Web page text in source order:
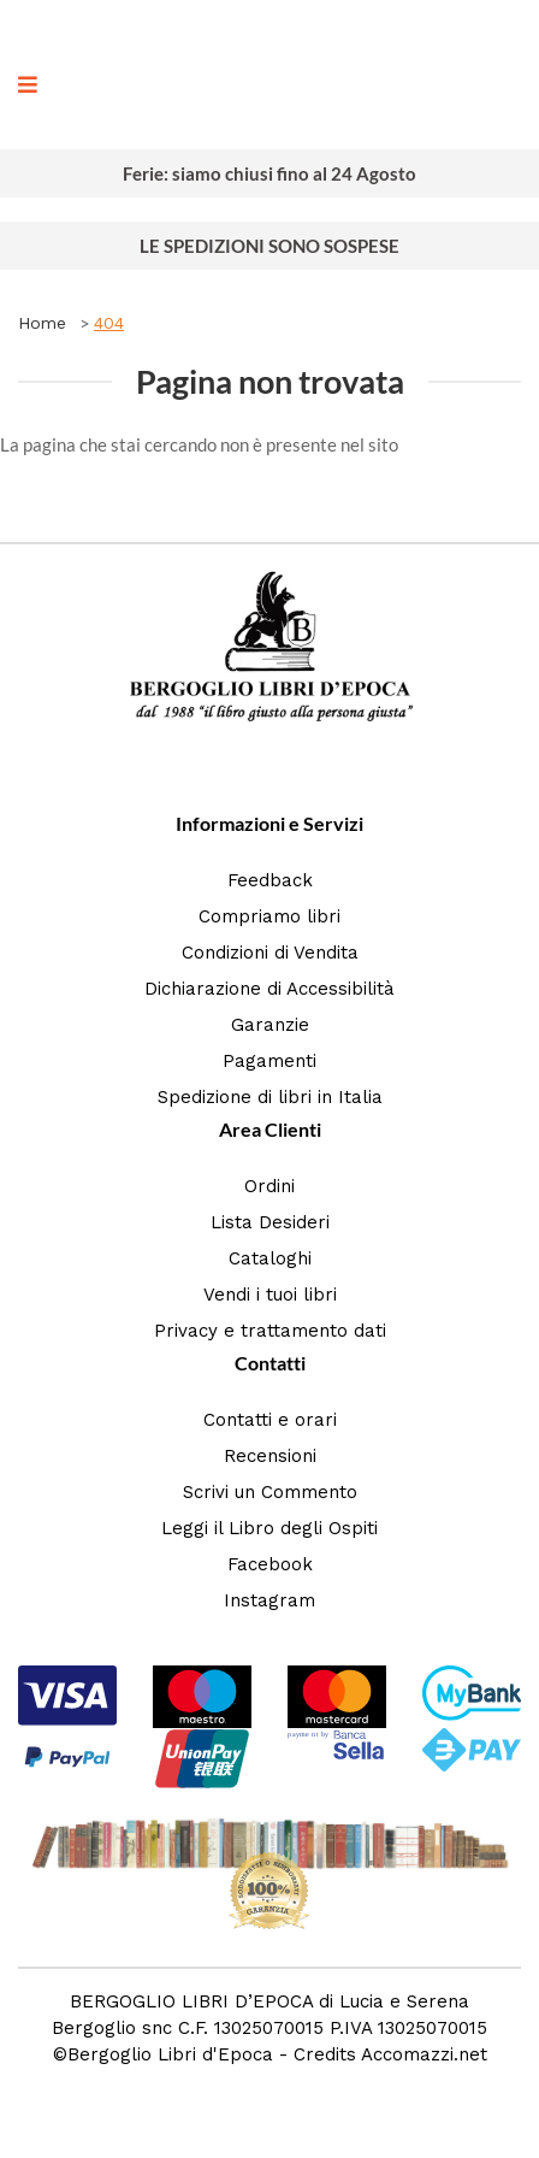
Ferie: siamo chiusi fino al 24 Agosto
LE SPEDIZIONI SONO SOSPESE
Home 404
Pagina non trovata
La pagina che stai cercando non è presente nel sito
Informazioni e Servizi
Feedback
Compriamo libri
Condizioni di Vendita
Dichiarazione di Accessibilità
Garanzie
Pagamenti
Spedizione di libri in Italia
Area Clienti
Ordini
Lista Desideri
Cataloghi
Vendi i tuoi libri
Privacy e trattamento dati
Contatti
Contatti e orari
Recensioni
Scrivi un Commento
Leggi il Libro degli Ospiti
Facebook
Instagram
BERGOGLIO LIBRI D’EPOCA di Lucia e Serena
Bergoglio snc C.F. 13025070015 P.IVA 13025070015
©Bergoglio Libri d'Epoca - Credits Accomazzi.net